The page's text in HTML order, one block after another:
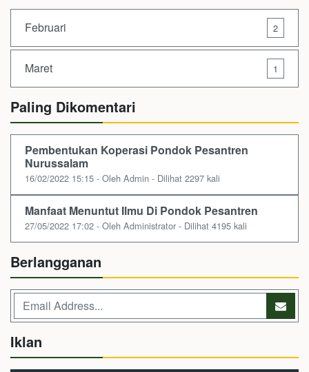
Februari 2
Maret 1
Paling Dikomentari
Pembentukan Koperasi Pondok Pesantren
Nurussalam
16/02/2022 15:15 - Oleh Admin - Dilihat 2297 kali
Manfaat Menuntut Ilmu Di Pondok Pesantren
27/05/2022 17:02 - Oleh Administrator - Dilihat 4195 kali
Berlangganan
Iklan